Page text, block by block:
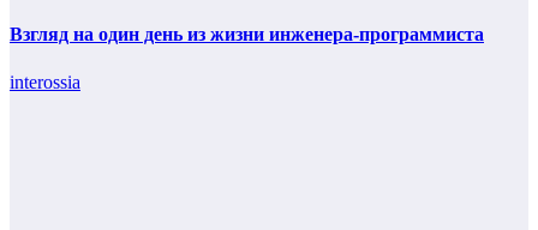
Взгляд на один день из жизни инженера-программиста
interossia